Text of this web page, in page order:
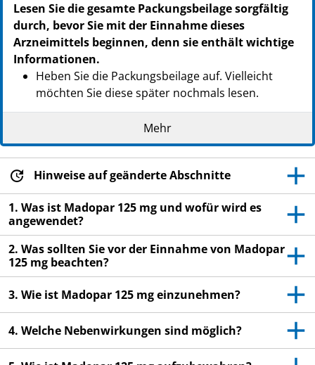
Lesen Sie die gesamte Packungsbeilage sorgfältig
durch, bevor Sie mit der Einnahme dieses
Arzneimittels beginnen, denn sie enthält wichtige
Informationen.
Heben Sie die Packungsbeilage auf. Vielleicht
möchten Sie diese später nochmals lesen.
Wenn Sie weitere Fragen haben, wenden Sie sich
an Ihren Arzt, Apotheker oder das medizinische
Fachpersonal.
Dieses Arzneimittel wurde Ihnen persönlich
verschrieben. Geben Sie es nicht an Dritte weiter.
Es kann anderen Menschen schaden, auch wenn
diese die gleichen Beschwerden haben wie Sie.
Wenn Sie Nebenwirkungen bemerken, wenden Sie
sich an Ihren Arzt, Apotheker oder das
Nebenwirkungen, die nicht in dieser
Packungsbeilage angegeben sind. Siehe Abschnitt
4.
Mehr
Hinweise auf geänderte Abschnitte
1. Was ist Madopar 125 mg und wofür wird es
angewendet?
2. Was sollten Sie vor der Einnahme von Madopar
125 mg beachten?
3. Wie ist Madopar 125 mg einzunehmen?
4. Welche Nebenwirkungen sind möglich?